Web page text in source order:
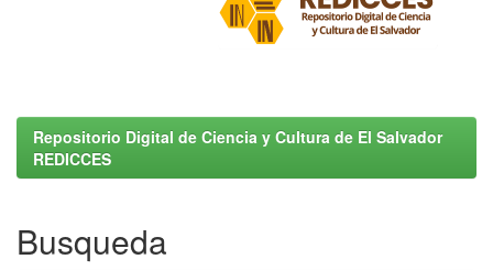
Repositorio Digital de Ciencia y Cultura de El Salvador
REDICCES
Busqueda